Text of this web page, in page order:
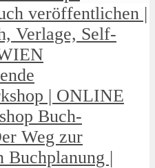
veröffentlichen |
Verlage, Self-
| ONLINE
Buch-
Weg zur
Buchplanung |